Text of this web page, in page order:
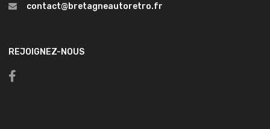
contact@bretagneautoretro.fr
REJOIGNEZ-NOUS